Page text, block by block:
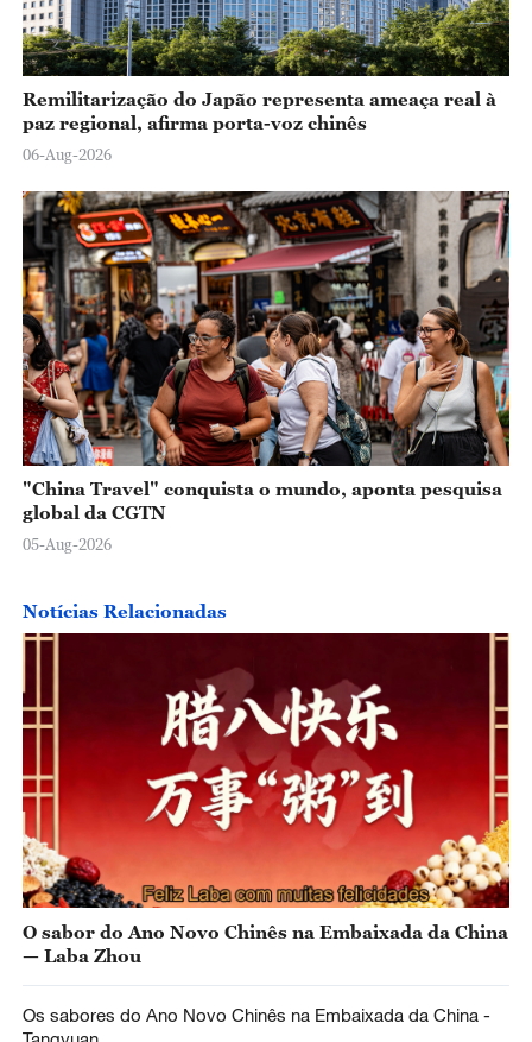
Remilitarização do Japão representa ameaça real à
paz regional, afirma porta-voz chinês
06-Aug-2026
"China Travel" conquista o mundo, aponta pesquisa
global da CGTN
05-Aug-2026
Notícias Relacionadas
O sabor do Ano Novo Chinês na Embaixada da China
— Laba Zhou
Os sabores do Ano Novo Chinês na Embaixada da China -